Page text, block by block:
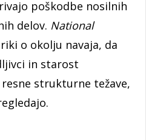
poškodbe nosilnih
delov. National
o okolju navaja, da
in starost
strukturne težave,